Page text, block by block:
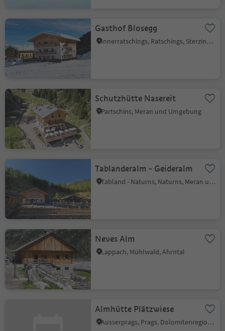
Gasthof Blosegg
Innerratschings, Ratschings, Sterzing und Umgebung
Schutzhütte Nasereit
Partschins, Meran und Umgebung
Tablanderalm - Geideralm
Tabland - Naturns, Naturns, Meran und Umgebung
Neves Alm
Lappach, Mühlwald, Ahrntal
Almhütte Plätzwiese
Ausserprags, Prags, Dolomitenregion 3 Zinnen